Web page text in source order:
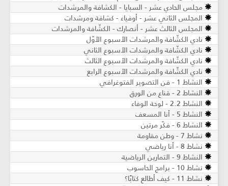
مجلس الحادي عشر - السبايا - الكشافة والمرشدات
المجلس الثاني عشر - أوفياء - كشافة ومرشدات
المجلس الثالث عشر - أنصارك - الكشّافة والمرشدات
نادي الكشّافة والمرشدات الأسبوع الأوّل
نادي الكشّافة والمرشدات الأسبوع الثاني
نادي الكشّافة والمرشدات الأسبوع الثالث
نادي الكشّافة والمرشدات الأسبوع الرابع
النشاط 1 - فن التصوير الفتوغرافي
النشاط 2 - قناع من الورق
النشاط 2.2 - لوحة الوفاء
النشاط 5 - أنا المسعف
النشاط 6 - فكّر مرتين
نشاط 7 - وطن مقاومة
نشاط 8 - أنا رياضي
النشاط 9 - التمارين الرياضية
نشاط 10 - برامج الحاسوب
نشاط 11 - كيف أطالع كتابًا؟